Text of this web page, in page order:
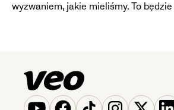
wyzwaniem, jakie mieliśmy. To